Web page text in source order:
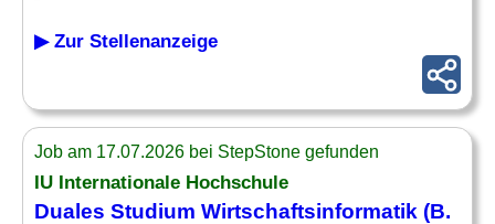
▶ Zur Stellenanzeige
Job am 17.07.2026 bei StepStone gefunden
IU Internationale Hochschule
Duales Studium Wirtschaftsinformatik (B.